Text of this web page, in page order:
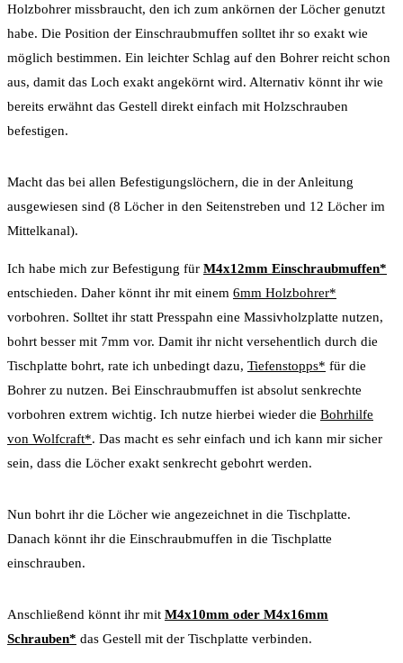
Holzbohrer missbraucht, den ich zum ankörnen der Löcher genutzt
habe. Die Position der Einschraubmuffen solltet ihr so exakt wie
möglich bestimmen. Ein leichter Schlag auf den Bohrer reicht schon
aus, damit das Loch exakt angekörnt wird. Alternativ könnt ihr wie
bereits erwähnt das Gestell direkt einfach mit Holzschrauben
befestigen.
Macht das bei allen Befestigungslöchern, die in der Anleitung
ausgewiesen sind (8 Löcher in den Seitenstreben und 12 Löcher im
Mittelkanal).
Ich habe mich zur Befestigung für M4x12mm Einschraubmuffen*
entschieden. Daher könnt ihr mit einem 6mm Holzbohrer*
vorbohren. Solltet ihr statt Presspahn eine Massivholzplatte nutzen,
bohrt besser mit 7mm vor. Damit ihr nicht versehentlich durch die
Tischplatte bohrt, rate ich unbedingt dazu, Tiefenstopps* für die
Bohrer zu nutzen. Bei Einschraubmuffen ist absolut senkrechte
vorbohren extrem wichtig. Ich nutze hierbei wieder die Bohrhilfe
von Wolfcraft*. Das macht es sehr einfach und ich kann mir sicher
sein, dass die Löcher exakt senkrecht gebohrt werden.
Nun bohrt ihr die Löcher wie angezeichnet in die Tischplatte.
Danach könnt ihr die Einschraubmuffen in die Tischplatte
einschrauben.
Anschließend könnt ihr mit M4x10mm oder M4x16mm
Schrauben* das Gestell mit der Tischplatte verbinden.